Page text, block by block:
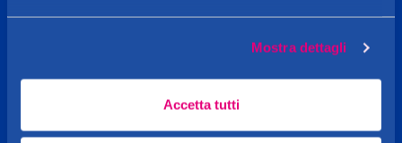
Mostra dettagli
Accetta tutti